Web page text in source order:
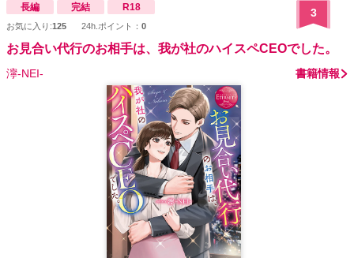
長編 完結 R18
お気に入り:125 24h.ポイント： 0
3
お見合い代行のお相手は、我が社のハイスペCEOでした。
濘-NEI- 書籍情報